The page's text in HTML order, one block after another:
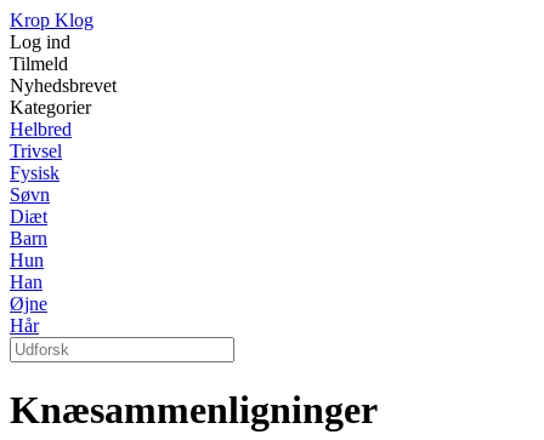
Krop Klog
Log ind
Tilmeld
Nyhedsbrevet
Kategorier
Helbred
Trivsel
Fysisk
Søvn
Diæt
Barn
Hun
Han
Øjne
Hår
Knæsammenligninger